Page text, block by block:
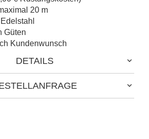
20 m
Güten
Kundenwunsch
DETAILS